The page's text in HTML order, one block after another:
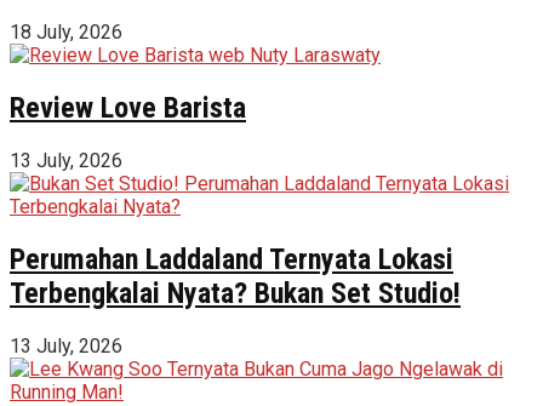
18 July, 2026
Review Love Barista
13 July, 2026
Perumahan Laddaland Ternyata Lokasi
Terbengkalai Nyata? Bukan Set Studio!
13 July, 2026